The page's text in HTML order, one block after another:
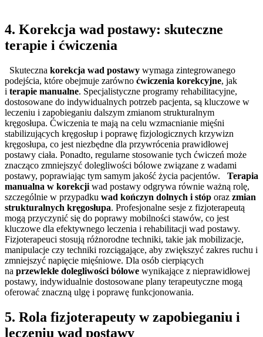
4. Korekcja wad postawy: skuteczne
terapie i ćwiczenia
Skuteczna korekcja wad postawy wymaga zintegrowanego
podejścia, które obejmuje zarówno ćwiczenia korekcyjne, jak
i terapie manualne. Specjalistyczne programy rehabilitacyjne,
dostosowane do indywidualnych potrzeb pacjenta, są kluczowe w
leczeniu i zapobieganiu dalszym zmianom strukturalnym
kręgosłupa. Ćwiczenia te mają na celu wzmacnianie mięśni
stabilizujących kręgosłup i poprawę fizjologicznych krzywizn
kręgosłupa, co jest niezbędne dla przywrócenia prawidłowej
postawy ciała. Ponadto, regularne stosowanie tych ćwiczeń może
znacząco zmniejszyć dolegliwości bólowe związane z wadami
postawy, poprawiając tym samym jakość życia pacjentów. Terapia
manualna w korekcji wad postawy odgrywa równie ważną rolę,
szczególnie w przypadku wad kończyn dolnych i stóp oraz zmian
strukturalnych kręgosłupa. Profesjonalne sesje z fizjoterapeutą
mogą przyczynić się do poprawy mobilności stawów, co jest
kluczowe dla efektywnego leczenia i rehabilitacji wad postawy.
Fizjoterapeuci stosują różnorodne techniki, takie jak mobilizacje,
manipulacje czy techniki rozciągające, aby zwiększyć zakres ruchu i
zmniejszyć napięcie mięśniowe. Dla osób cierpiących
na przewlekłe dolegliwości bólowe wynikające z nieprawidłowej
postawy, indywidualnie dostosowane plany terapeutyczne mogą
oferować znaczną ulgę i poprawę funkcjonowania.
5. Rola fizjoterapeuty w zapobieganiu i
leczeniu wad postawy